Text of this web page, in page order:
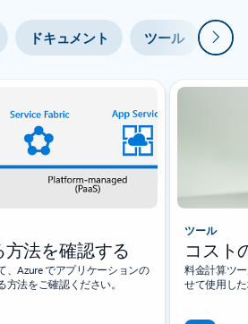
ドキュメント ツール エ
次
法を確認する
、Azure でアプリケーションの
法をご確認ください。
ツール
コスト
料金計算ツ
せて使用し